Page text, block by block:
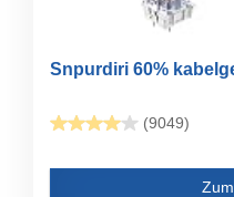
Snpurdiri 60%
(9049)